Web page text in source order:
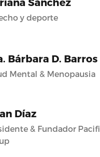
y deporte
Bárbara D. Barros
Mental & Menopausia
Díaz
& Fundador